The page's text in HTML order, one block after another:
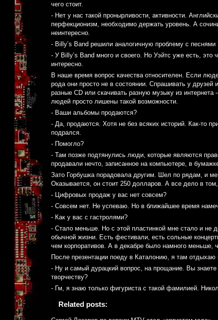
чего стоит.
- Нет у нас такой пронырливости, активности.
перфекционизм, необходимо держать уровень. А
неинтересно.
- Billy’s Band решили аналогичную проблему с песнями
- У Billy’s Band много и своего. Но Уэйтс уже есть, это
интересно.
В наше время вопрос качества относителен. Если
рода они просто не в состоянии. Спрашивать у
разные CD или скачивать разную музыку из
людей просто лишены такой возможности.
- Ваши альбомы продаются?
- Да, продаются. Хотя не без всяких историй. Как-то
подрался.
- Помогло?
- Там позже подтянулись люди, которые являются
продавали нечто, записанное на компьютере, в
Зато Горбушка порадовала другим. Шел по рядам, и
Оказывается, он стоит 250 долларов. А все дело в
- Цифровых продаж у вас нет совсем?
- Совсем нет. Не успеваю. Но в ближайшее время
- Как у вас с гастролями?
- Стало меньше. Но с этой пластинкой мне стало и не
обычной жизни. Есть фестивали, есть сольные
чем корпоративов. А в декабре было намного
После презентации поеду в Каталонию, я там отдыхаю
- Ну и самый дурацкий вопрос, на прощание. Вы
творчеству?
- Гм, я знаю только фигуриста с такой фамилией.
Related posts: